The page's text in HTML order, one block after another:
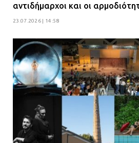
αντιδήμαρχοι και οι
23.07.2026 | 14:58